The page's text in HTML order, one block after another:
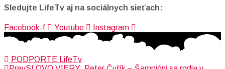
Sledujte LifeTv aj na sociálnych sieťach:
Facebook-f Youtube Instagram
PODPORTE LifeTv